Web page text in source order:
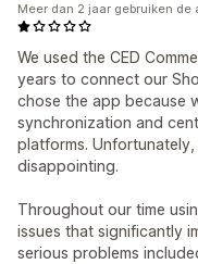
We used the CED
years to connect our
chose the app because
synchronization and
platforms.
disappointing.
Throughout our time
issues that significantly
serious problems
Meer dan 2 jaar gebruiken de